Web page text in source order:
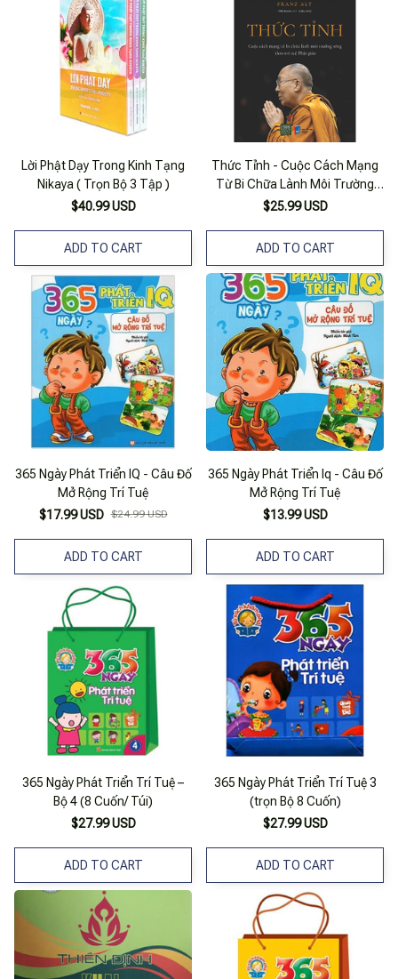
Lời Phật Dạy Trong Kinh Tạng
Nikaya ( Trọn Bộ 3 Tập )
$40.99 USD
ADD TO CART
Thức Tỉnh - Cuộc Cách Mạng
Từ Bi Chữa Lành Môi Trường
Sống Theo Trí Tuệ Phật Giáo
$25.99 USD
ADD TO CART
365 Ngày Phát Triển IQ - Câu Đố
Mở Rộng Trí Tuệ
$17.99 USD $24.99 USD
ADD TO CART
365 Ngày Phát Triển Iq - Câu Đố
Mở Rộng Trí Tuệ
$13.99 USD
ADD TO CART
365 Ngày Phát Triển Trí Tuệ –
Bộ 4 (8 Cuốn/ Túi)
$27.99 USD
ADD TO CART
365 Ngày Phát Triển Trí Tuệ 3
(trọn Bộ 8 Cuốn)
$27.99 USD
ADD TO CART